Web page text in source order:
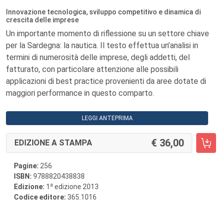
Innovazione tecnologica, sviluppo competitivo e dinamica di
crescita delle imprese
Un importante momento di riflessione su un settore chiave
per la Sardegna: la nautica. Il testo effettua un’analisi in
termini di numerosità delle imprese, degli addetti, del
fatturato, con particolare attenzione alle possibili
applicazioni di best practice provenienti da aree dotate di
maggiori performance in questo comparto.
LEGGI ANTEPRIMA
EDIZIONE A STAMPA 36,00
Pagine: 256
ISBN: 9788820438838
Edizione: 1 a edizione 2013
Codice editore: 365.1016